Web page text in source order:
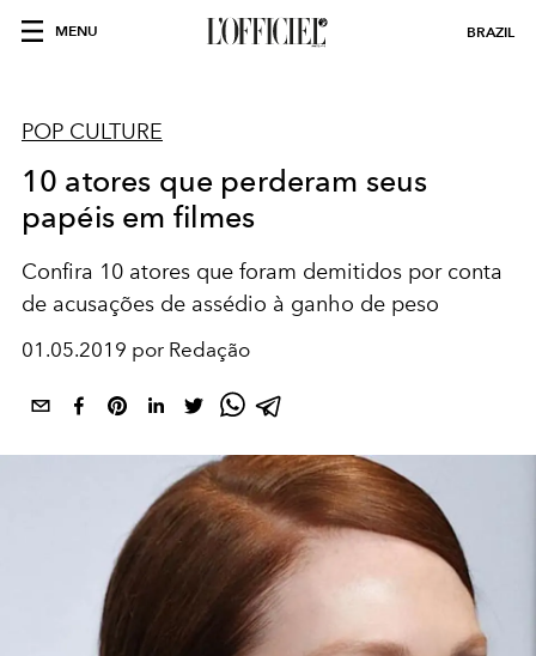
MENU BRAZIL
POP CULTURE
10 atores que perderam seus
papéis em filmes
Confira 10 atores que foram demitidos por conta
de acusações de assédio à ganho de peso
01.05.2019 por Redação